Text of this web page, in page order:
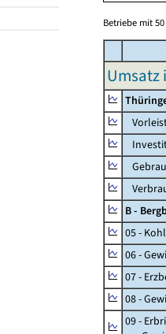
Betriebe mit
Umsatz
B -
05 -
06 -
07 -
08 -
09 -